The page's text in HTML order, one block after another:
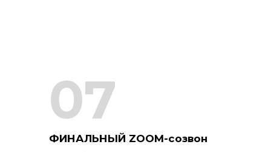
07
ФИНАЛЬНЫЙ ZOOM-созвон